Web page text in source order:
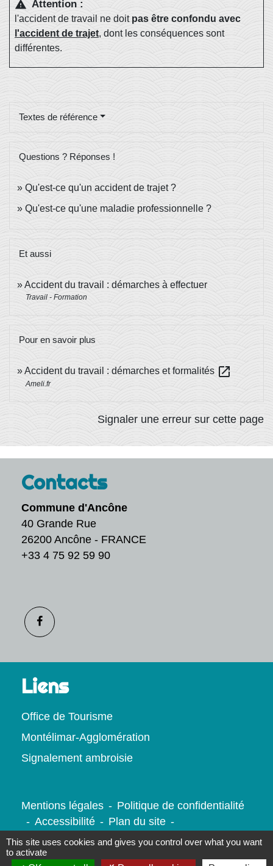
warning Attention :
l'accident de travail ne doit pas être confondu avec
l'accident de trajet, dont les conséquences sont
différentes.
Textes de référence
Questions ? Réponses !
Qu'est-ce qu'un accident de trajet ?
Qu'est-ce qu'une maladie professionnelle ?
Et aussi
Accident du travail : démarches à effectuer
Travail - Formation
Pour en savoir plus
Accident du travail : démarches et formalités open_in_new
Ameli.fr
Signaler une erreur sur cette page
Contacts
Commune d'Ancône
40 Grande Rue
26200 Ancône - FRANCE
+33 4 75 92 59 90
Liens
Office de Tourisme
Montélimar-Agglomération
Signalement ambroisie
Mentions légales - Politique de confidentialité
- Accessibilité - Plan du site -
Gestion des cookies
This site uses cookies and gives you control over what you want
to activate